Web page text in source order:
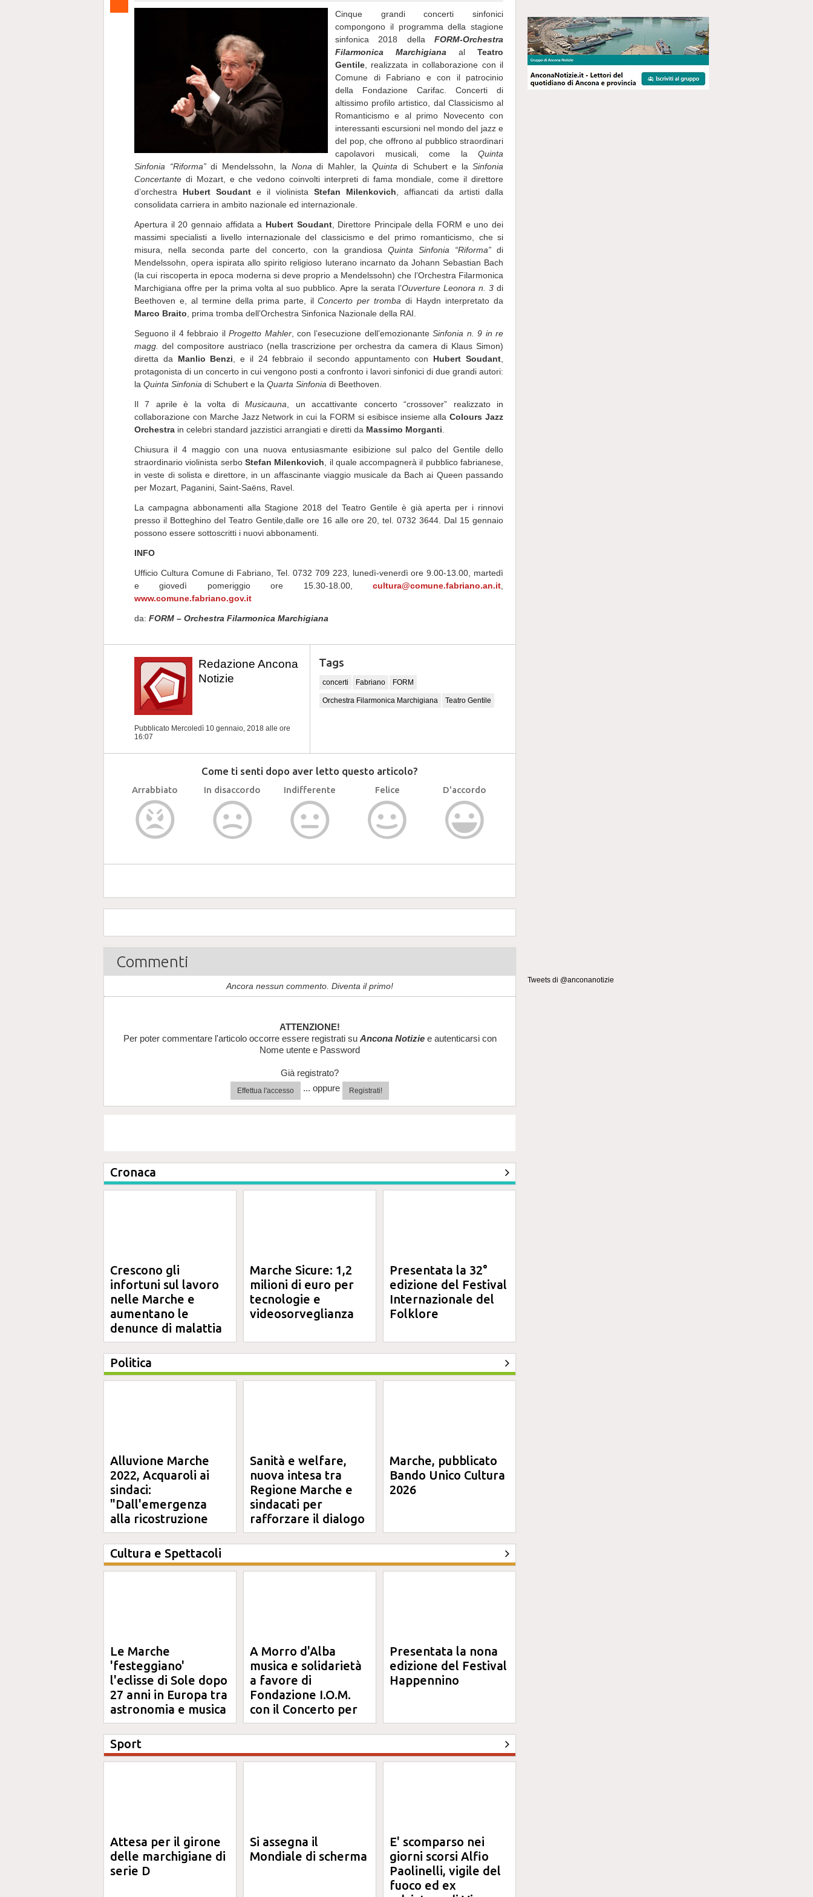
Cinque grandi concerti sinfonici
compongono il programma della stagione
sinfonica 2018 della FORM-Orchestra
Filarmonica Marchigiana al Teatro
Gentile , realizzata in collaborazione con il
Comune di Fabriano e con il patrocinio
della Fondazione Carifac. Concerti di
altissimo profilo artistico, dal Classicismo al
Romanticismo e al primo Novecento con
interessanti escursioni nel mondo del jazz e
del pop, che offrono al pubblico straordinari
capolavori musicali, come la Quinta
Sinfonia “Riforma”di Mendelssohn, la Nona di Mahler, la Quinta di Schubert e la Sinfonia
Concertante di Mozart, e che vedono coinvolti interpreti di fama mondiale, come il direttore
d’orchestra Hubert Soudant e il violinista Stefan Milenkovich , affiancati da artisti dalla
consolidata carriera in ambito nazionale ed internazionale.
Apertura il 20 gennaio affidata a Hubert Soudant, Direttore Principale della FORM e uno dei
massimi specialisti a livello internazionale del classicismo e del primo romanticismo, che si
misura, nella seconda parte del concerto, con la grandiosaQuinta Sinfonia “Riforma” di
Mendelssohn, opera ispirata allo spirito religioso luterano incarnato da Johann Sebastian Bach
(la cui riscoperta in epoca moderna si deve proprio a Mendelssohn) che l’Orchestra Filarmonica
Marchigiana offre per la prima volta al suo pubblico. Apre la serata l’Ouverture Leonora n. 3 di
Beethoven e, al termine della prima parte, ilConcerto per tromba di Haydn interpretato da
Marco Braito , prima tromba dell’Orchestra Sinfonica Nazionale della RAI.
Seguono il 4 febbraio ilProgetto Mahler, con l’esecuzione dell’emozionanteSinfonia n. 9 in re
magg.
del compositore austriaco (nella trascrizione per orchestra da camera di Klaus Simon)
diretta da Manlio Benzi , e il 24 febbraio il secondo appuntamento con Hubert Soudant
protagonista di un concerto in cui vengono posti a confronto i lavori sinfonici di due grandi autori:
la Quinta Sinfonia di Schubert e la Quarta Sinfonia di Beethoven.
Il 7 aprile è la volta diMusicauna , un accattivante concerto “crossover” realizzato in
collaborazione con Marche Jazz Network in cui la FORM si esibisce insieme allaColours Jazz
Orchestra in celebri standard jazzistici arrangiati e diretti da Massimo Morganti
Chiusura il 4 maggio con una nuova entusiasmante esibizione sul palco del Gentile dello
straordinario violinista serbo Stefan Milenkovich , il quale accompagnerà il pubblico fabrianese,
in veste di solista e direttore, in un affascinante viaggio musicale da Bach ai Queen passando
per Mozart, Paganini, Saint-Saëns, Ravel.
La campagna abbonamenti alla Stagione 2018 del Teatro Gentile è già aperta per i rinnovi
presso il Botteghino del Teatro Gentile, dalle ore 16 alle ore 20, tel. 0732 3644. Dal 15 gennaio
possono essere sottoscritti i nuovi abbonamenti.
INFO
Ufficio Cultura Comune di Fabriano, Tel. 0732 709 223, lunedì-venerdì ore 9.00-13.00, martedì
e giovedì pomeriggio ore 15.30-18.00, cultura@comune.fabriano.an.it
www.comune.fabriano.gov.it
da: FORM – Orchestra Filarmonica Marchigiana
Redazione Ancona
Notizie
Pubblicato Mercoledì 10 gennaio, 2018 alle ore
16:07
Tags
concerti Fabriano FORM
Orchestra Filarmonica Marchigiana Teatro Gentile
Come ti senti dopo aver letto questo articolo?
Arrabbiato In disaccordo Indifferente Felice D'accordo
Commenti
Ancora nessun commento. Diventa il primo!
ATTENZIONE!
Per poter commentare l'articolo occorre essere registrati su Ancona Notiziee autenticarsi con
Nome utente e Password
Già registrato?
Effettua l'accesso ... oppure Registrati!
Cronaca
Crescono gli
infortuni sul lavoro
nelle Marche e
aumentano le
denunce di malattia
professionale
Marche Sicure: 1,2
milioni di euro per
tecnologie e
videosorveglianza
Presentata la 32°
edizione del Festival
Internazionale del
Folklore
Politica
Alluvione Marche
2022, Acquaroli ai
sindaci:
"Dall'emergenza
alla ricostruzione
definitiva"
Sanità e welfare,
nuova intesa tra
Regione Marche e
sindacati per
rafforzare il dialogo
Marche, pubblicato
Bando Unico Cultura
2026
Cultura e Spettacoli
Le Marche
'festeggiano'
l'eclisse di Sole dopo
27 anni in Europa tra
astronomia e musica
A Morro d'Alba
musica e solidarietà
a favore di
Fondazione I.O.M.
con il Concerto per
Anna
Presentata la nona
edizione del Festival
Happennino
Sport
Attesa per il girone
delle marchigiane di
serie D
Si assegna il
Mondiale di scherma
E' scomparso nei
giorni scorsi Alfio
Paolinelli, vigile del
fuoco ed ex
Tweets di @anconanotizie